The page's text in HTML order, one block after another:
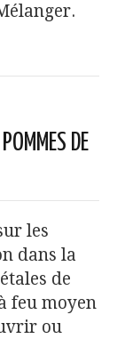
DE
les
dans la
de
feu moyen
ou